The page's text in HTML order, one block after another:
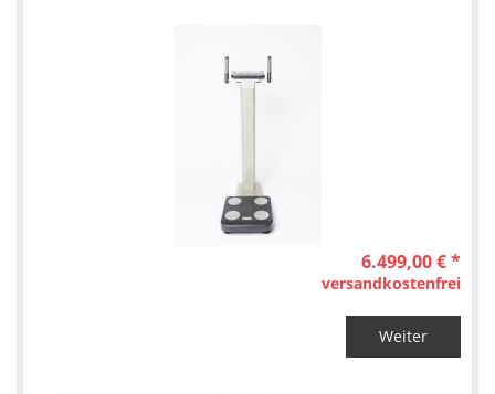
6.499,00 € *
versandkostenfrei
Weiter